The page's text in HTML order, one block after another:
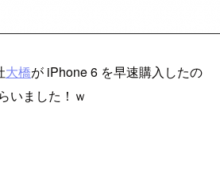
大橋が iPhone 6 を早速購入したの
いました！ｗ